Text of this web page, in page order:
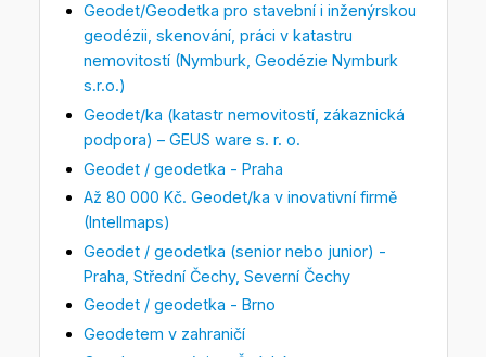
Geodet/Geodetka pro stavební i inženýrskou
geodézii, skenování, práci v katastru
nemovitostí (Nymburk, Geodézie Nymburk
s.r.o.)
Geodet/ka (katastr nemovitostí, zákaznická
podpora) – GEUS ware s. r. o.
Geodet / geodetka - Praha
Až 80 000 Kč. Geodet/ka v inovativní firmě
(Intellmaps)
Geodet / geodetka (senior nebo junior) -
Praha, Střední Čechy, Severní Čechy
Geodet / geodetka - Brno
Geodetem v zahraničí